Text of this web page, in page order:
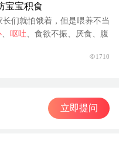
宝宝积食
们就怕饿着，但是喂养不当
、 呕吐、食欲不振、厌食、腹
1710
立即提问